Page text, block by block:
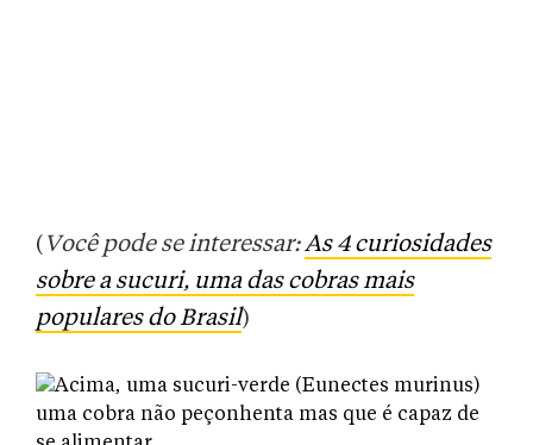
( Você pode se interessar:As 4 curiosidades
sobre a sucuri, uma das cobras mais
populares do Brasil)